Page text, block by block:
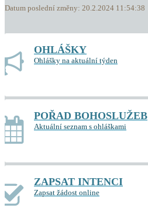
Datum poslední změny: 20.2.2024 11:54:38
OHLÁŠKY
Ohlášky na aktuální týden
POŘAD BOHOSLUŽEB
Aktuální seznam s ohláškami
ZAPSAT INTENCI
Zapsat žádost online